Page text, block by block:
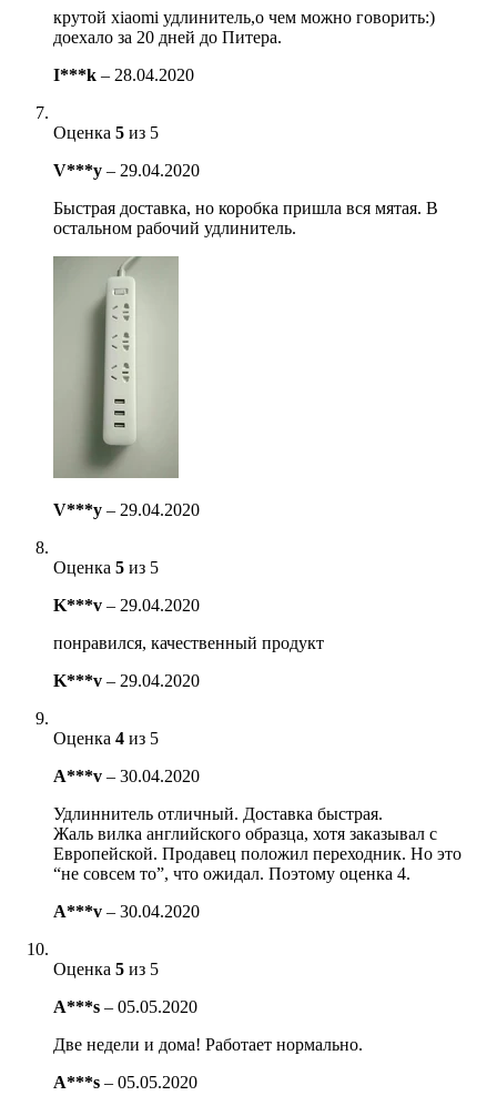
крутой xiaomi удлинитель,о чем можно говорить:)
доехало за 20 дней до Питера.
I***k – 28.04.2020
Оценка 5 из 5
V***y – 29.04.2020
Быстрая доставка, но коробка пришла вся мятая. В
остальном рабочий удлинитель.
V***y – 29.04.2020
Оценка 5 из 5
K***v – 29.04.2020
понравился, качественный продукт
K***v – 29.04.2020
Оценка 4 из 5
A***v – 30.04.2020
Удлиннитель отличный. Доставка быстрая.
Жаль вилка английского образца, хотя заказывал с
Европейской. Продавец положил переходник. Но это
“не совсем то”, что ожидал. Поэтому оценка 4.
A***v – 30.04.2020
Оценка 5 из 5
A***s – 05.05.2020
Две недели и дома! Работает нормально.
A***s – 05.05.2020